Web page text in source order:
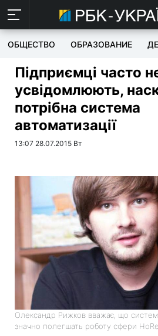
ОБЩЕСТВО ОБРАЗОВАНИЕ
Підприємці часто
усвідомлюють,
потрібна система
автоматизації
13:07 28.07.2015 Вт
Олександр Рижков вважає, що
значно полегшать роботу сфери